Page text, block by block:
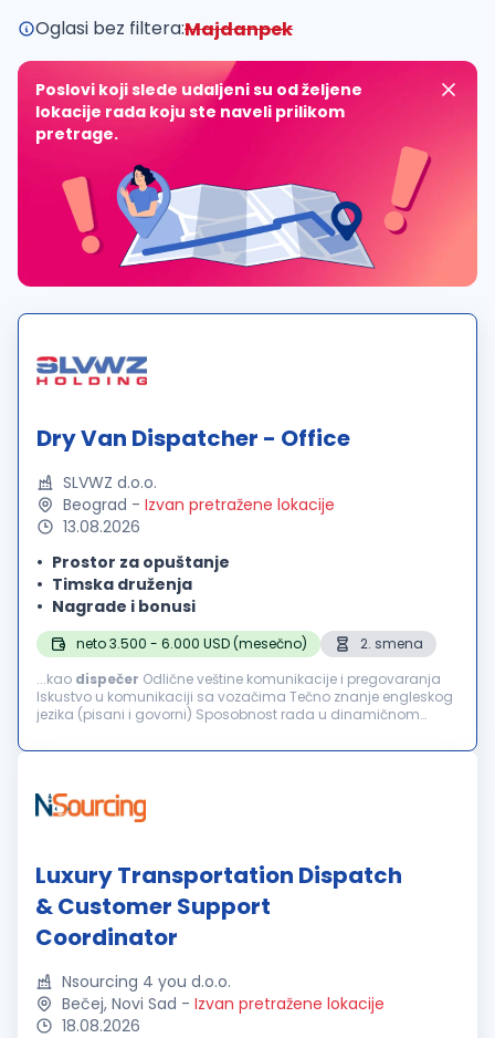
Oglasi bez filtera:Majdanpek
Poslovi koji slede udaljeni su od željene
lokacije rada koju ste naveli prilikom
pretrage.
Dry Van Dispatcher - Office
SLVWZ d.o.o.
Beograd - Izvan pretražene lokacije
13.08.2026
Prostor za opuštanje
Timska druženja
Nagrade i bonusi
neto 3.500 - 6.000 USD (mesečno)
2. smena
...kao dispečer Odlične veštine komunikacije i pregovaranja
Iskustvo u komunikaciji sa vozačima Tečno znanje engleskog
jezika (pisani i govorni) Sposobnost rada u dinamičnom
dolazak na vreme...
Luxury Transportation Dispatch
& Customer Support
Coordinator
Nsourcing 4 you d.o.o.
Bečej, Novi Sad - Izvan pretražene lokacije
18.08.2026